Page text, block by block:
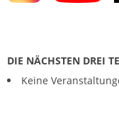
DIE NÄCHSTEN DREI
Keine